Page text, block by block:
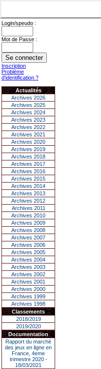
Login/speudo :
Mot de Passe :
Inscription
Problème
d'identification ?
Actualités
Archives 2026
Archives 2025
Archives 2024
Archives 2023
Archives 2022
Archives 2021
Archives 2020
Archives 2019
Archives 2018
Archives 2017
Archives 2016
Archives 2015
Archives 2014
Archives 2013
Archives 2012
Archives 2011
Archives 2010
Archives 2009
Archives 2008
Archives 2007
Archives 2006
Archives 2005
Archives 2004
Archives 2003
Archives 2002
Archives 2001
Archives 2000
Archives 1999
Archives 1998
Classements
2018/2019
2019/2020
Documentation
Rapport du marché
des jeux en ligne en
France, 4eme
trimestre 2020 -
18/03/2021